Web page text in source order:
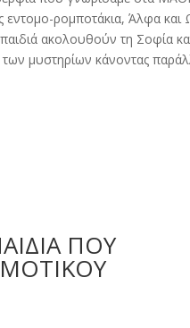
εντομο-ρομποτάκια, Άλφα
ακολουθούν τη Σοφία
μυστηρίων κάνοντας
ΠΟΥ